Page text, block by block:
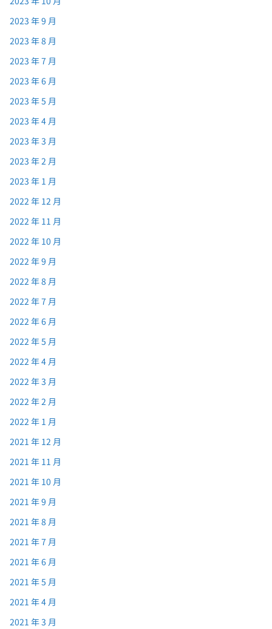
2023 年 9 月
2023 年 8 月
2023 年 7 月
2023 年 6 月
2023 年 5 月
2023 年 4 月
2023 年 3 月
2023 年 2 月
2023 年 1 月
2022 年 12 月
2022 年 11 月
2022 年 10 月
2022 年 9 月
2022 年 8 月
2022 年 7 月
2022 年 6 月
2022 年 5 月
2022 年 4 月
2022 年 3 月
2022 年 2 月
2022 年 1 月
2021 年 12 月
2021 年 11 月
2021 年 10 月
2021 年 9 月
2021 年 8 月
2021 年 7 月
2021 年 6 月
2021 年 5 月
2021 年 4 月
2021 年 3 月